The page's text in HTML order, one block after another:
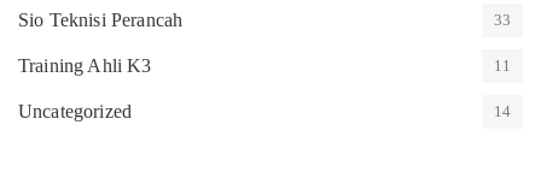
Sio Teknisi Perancah 33
Training Ahli K3 11
Uncategorized 14